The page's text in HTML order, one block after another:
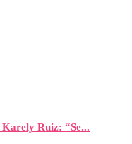
Karely Ruiz: “Se...